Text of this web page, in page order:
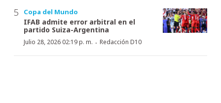
Copa del Mundo
IFAB admite error arbitral en el
partido Suiza-Argentina
Julio 28, 2026 02:19 p. m. · Redacción D10